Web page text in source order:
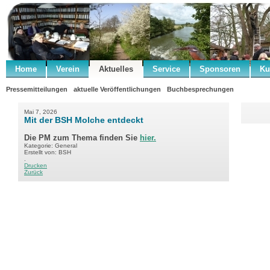
Home Verein Aktuelles Service Sponsoren
Pressemitteilungen aktuelle Veröffentlichungen Buchbesprechungen
Mai 7, 2026
Mit der BSH Molche entdeckt
Die PM zum Thema finden Sie hier.
Kategorie: General
Erstellt von: BSH
Drucken
Zurück